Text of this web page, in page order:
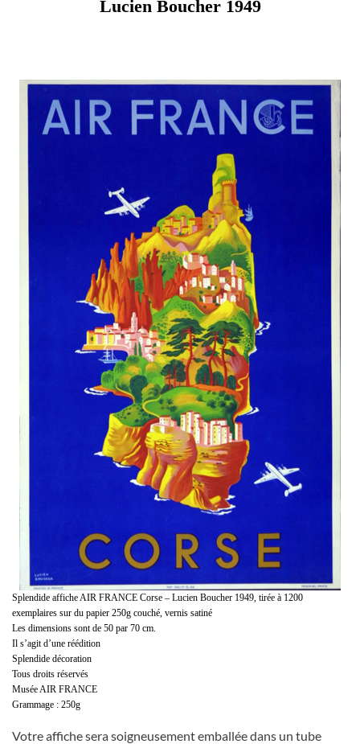
Lucien Boucher 1949
Splendide affiche AIR FRANCE Corse – Lucien Boucher 1949, tirée à 1200
exemplaires sur du papier 250g couché, vernis satiné
Les dimensions sont de 50 par 70 cm.
Il s’agit d’une réédition
Splendide décoration
Tous droits réservés
Musée AIR FRANCE
Grammage : 250g
Votre affiche sera soigneusement emballée dans un tube